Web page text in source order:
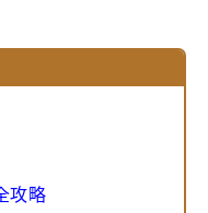
攻略